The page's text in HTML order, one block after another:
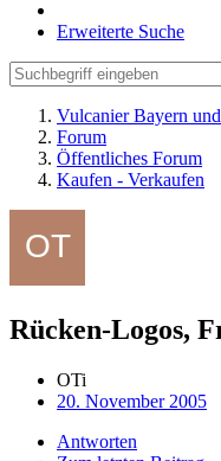
Erweiterte Suche
Vulcanier Bayern
Forum
Öffentliches Forum
Kaufen - Verkaufen
Rücken-Logos,
OTi
20. November 2005
Antworten